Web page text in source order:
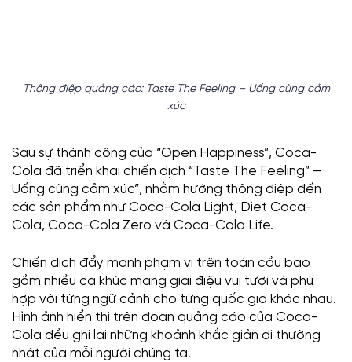
Thông điệp quảng cáo: Taste The Feeling – Uống cùng cảm
xúc
Sau sự thành công của “Open Happiness”, Coca-
Cola đã triển khai chiến dịch “Taste The Feeling” –
Uống cùng cảm xúc”, nhằm hướng thông điệp đến
các sản phẩm như Coca-Cola Light, Diet Coca-
Cola, Coca-Cola Zero và Coca-Cola Life.
Chiến dịch đẩy mạnh phạm vi trên toàn cầu bao
gồm nhiều ca khúc mang giai điệu vui tươi và phù
hợp với từng ngữ cảnh cho từng quốc gia khác nhau.
Hình ảnh hiển thị trên đoạn quảng cáo của Coca-
Cola đều ghi lại những khoảnh khắc giản dị thường
nhật của mỗi người chúng ta.